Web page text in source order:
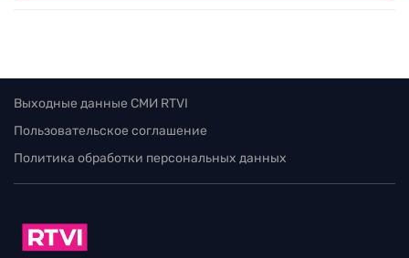
Выходные данные СМИ RTVI
Пользовательское соглашение
Политика обработки персональных данных